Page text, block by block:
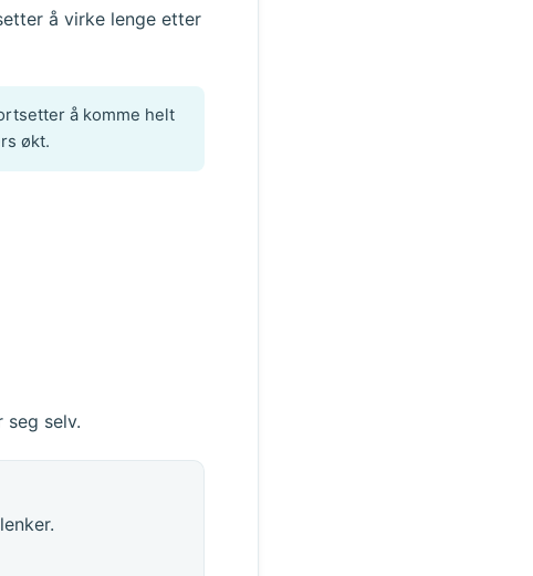
å virke lenge etter
å komme helt
økt.
selv.